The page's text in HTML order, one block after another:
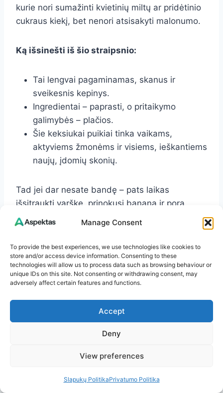
Manage Consent
To provide the best experiences, we use technologies like cookies to
store and/or access device information. Consenting to these
technologies will allow us to process data such as browsing behaviour or
unique IDs on this site. Not consenting or withdrawing consent, may
adversely affect certain features and functions.
Accept
Deny
View preferences
Slapukų PolitikaPrivatumo Politika
kurie nori sumažinti kvietinių miltų ar pridėtinio
cukraus kiekį, bet nenori atsisakyti malonumo.
Ką išsinešti iš šio straipsnio:
Tai lengvai pagaminamas, skanus ir
sveikesnis kepinys.
Ingredientai – paprasti, o pritaikymo
galimybės – plačios.
Šie keksiukai puikiai tinka vaikams,
aktyviems žmonėms ir visiems, ieškantiems
naujų, įdomių skonių.
Tad jei dar nesate bandę – pats laikas
išsitraukti varškę, prinokusį bananą ir porą
saujų uogų. Rezultatas nustebins – o gal net
taps jūsų nauju mėgstamiausiu desertu!
DUK – Dažniausiai
užduodami klausimai apie
varškės keksiukus be miltų
Kiek laiko galima laikyti šiuos keksiukus?
dienų. Geriausia sandariame inde, kad